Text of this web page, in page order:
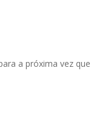
a próxima vez que